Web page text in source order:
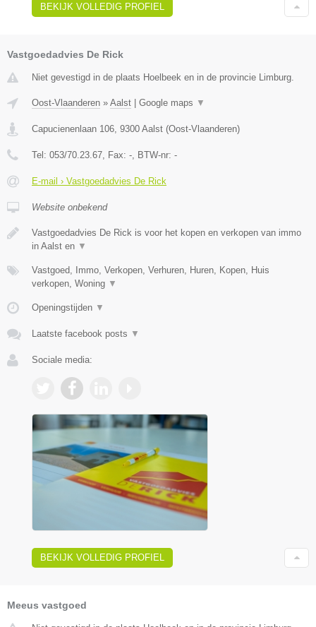
BEKIJK VOLLEDIG PROFIEL
Vastgoedadvies De Rick
Niet gevestigd in de plaats Hoelbeek en in de provincie Limburg.
Oost-Vlaanderen » Aalst Google maps ▼
Capucienenlaan 106 9300 Aalst (Oost-Vlaanderen)
Tel: 053/70.23.67 , Fax: - , BTW-nr: -
E-mail › Vastgoedadvies De Rick
Website onbekend
Vastgoedadvies De Rick is voor het kopen en verkopen van immo
in Aalst en ▼
Vastgoed, Immo, Verkopen, Verhuren, Huren, Kopen, Huis
verkopen, Woning ▼
Openingstijden ▼
Laatste facebook posts ▼
Sociale media:
BEKIJK VOLLEDIG PROFIEL
Meeus vastgoed